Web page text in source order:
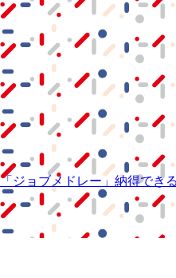
「ジョブメドレー」 納得できる